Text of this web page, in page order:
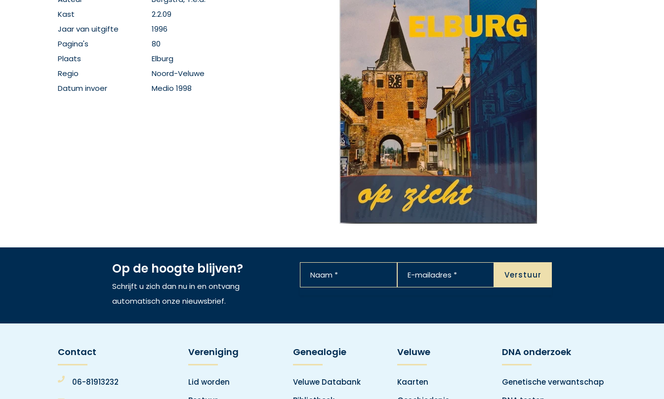
Kast
2.2.09
Jaar van uitgifte
1996
Pagina's
80
Plaats
Elburg
Regio
Noord-Veluwe
Datum invoer
Medio 1998
Op de hoogte blijven?
Schrijft u zich dan nu in en ontvang
automatisch onze nieuwsbrief.
Contact
06-81913232
Vereniging
Lid worden
Genealogie
Veluwe Databank
Veluwe
Kaarten
DNA onderzoek
Genetische verwantschap